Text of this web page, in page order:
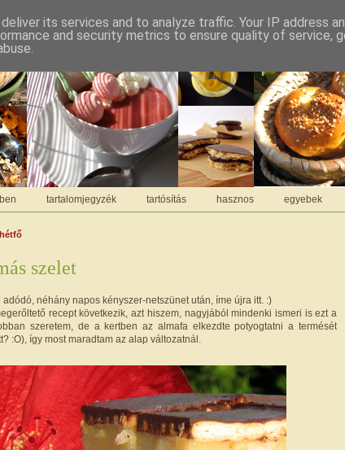
tartalomjegyzék tartósítás hasznos egyebek
szelet
néhány napos kényszer-netszünet után, íme újra itt. :)
recept következik, azt hiszem, nagyjából mindenki ismeri is ezt a
szeretem, de a kertben az almafa elkezdte potyogtatni a termését
:O), így most maradtam az alap változatnál.
its services and to analyze traffic. Your IP address
and security metrics to ensure quality of service,